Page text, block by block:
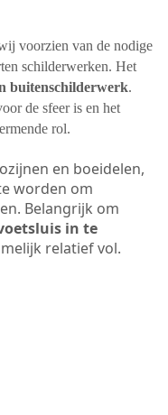
voorzien van de nodige
schilderwerken. Het
buitenschilderwerk.
de sfeer is en het
rol.
en boeidelen,
worden om
Belangrijk om
in te
relatief vol.